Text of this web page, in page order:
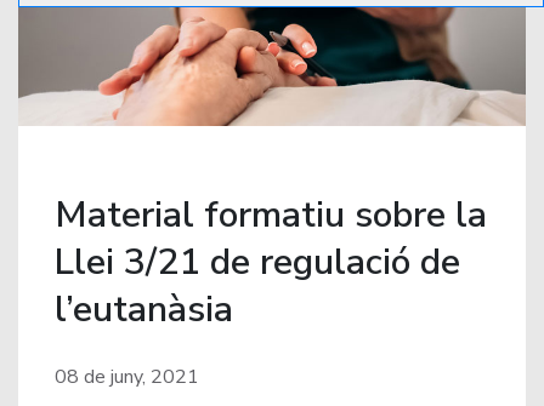
Material formatiu sobre la
Llei 3/21 de regulació de
l’eutanàsia
08 de juny, 2021